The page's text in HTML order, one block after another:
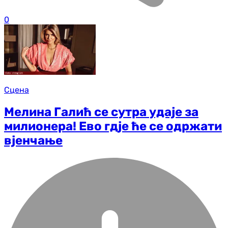
0
Сцена
Мелина Галић се сутра удаје за
милионера! Ево гдје ће се одржати
вјенчање